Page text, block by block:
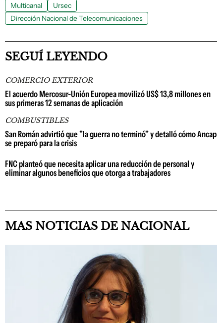
Multicanal
Ursec
Dirección Nacional de Telecomunicaciones
SEGUÍ LEYENDO
COMERCIO EXTERIOR
El acuerdo Mercosur-Unión Europea movilizó US$ 13,8 millones en
sus primeras 12 semanas de aplicación
COMBUSTIBLES
San Román advirtió que "la guerra no terminó" y detalló cómo Ancap
se preparó para la crisis
FNC planteó que necesita aplicar una reducción de personal y
eliminar algunos beneficios que otorga a trabajadores
MAS NOTICIAS DE NACIONAL